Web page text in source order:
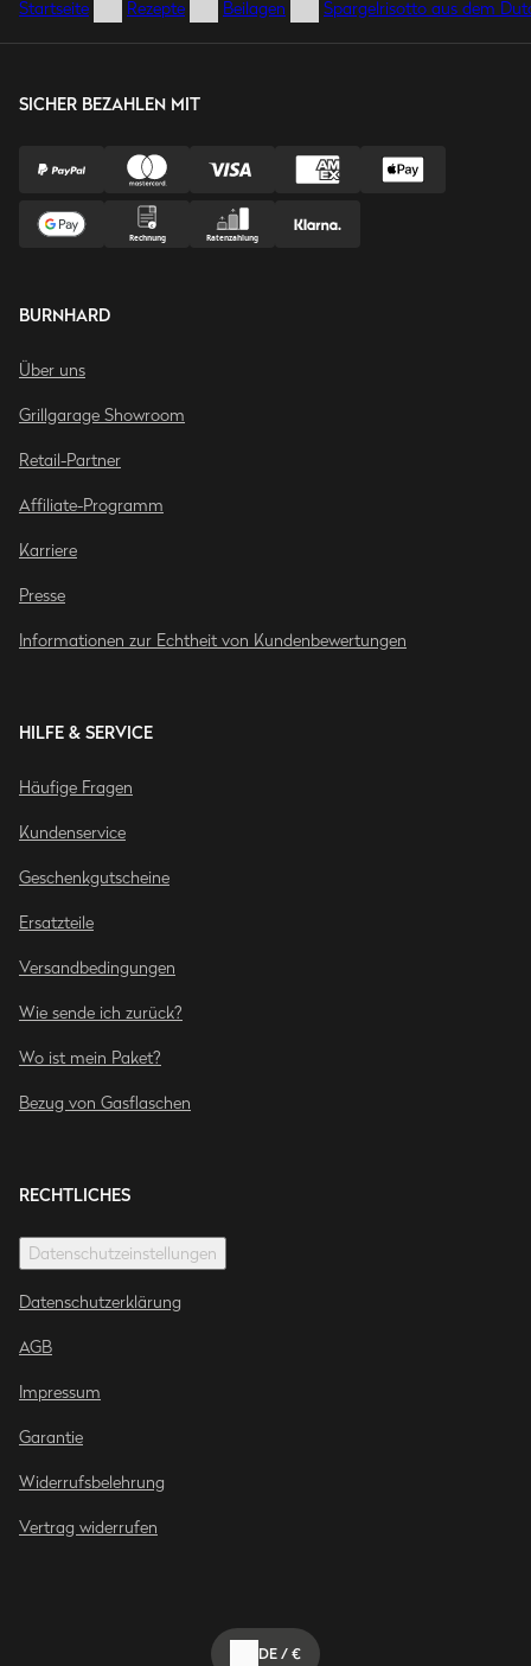
Startseite Rezepte Beilagen Spargelrisotto aus dem
SICHER BEZAHLEN MIT
BURNHARD
Über uns
Grillgarage Showroom
Retail-Partner
Affiliate-Programm
Karriere
Presse
Informationen zur Echtheit von Kundenbewertungen
HILFE & SERVICE
Häufige Fragen
Kundenservice
Geschenkgutscheine
Ersatzteile
Versandbedingungen
Wie sende ich zurück?
Wo ist mein Paket?
Bezug von Gasflaschen
RECHTLICHES
Datenschutzeinstellungen
Datenschutzerklärung
AGB
Impressum
Garantie
Widerrufsbelehrung
Vertrag widerrufen
DE/€